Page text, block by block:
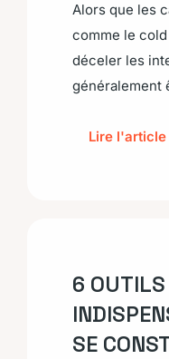
Alors que les
comme le
déceler les
généralement
Lire l'article
6 OUTILS
SE